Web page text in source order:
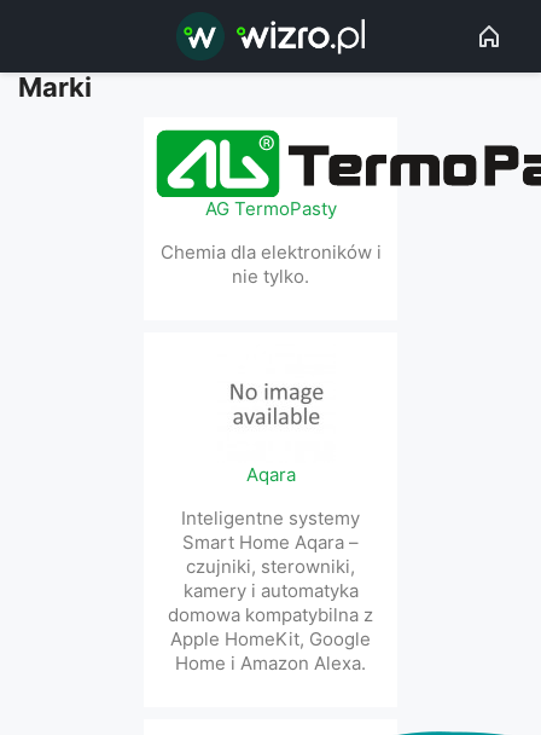
Marki
AG TermoPasty
Chemia dla elektroników i
nie tylko.
Aqara
Inteligentne systemy
Smart Home Aqara –
czujniki, sterowniki,
kamery i automatyka
domowa kompatybilna z
Apple HomeKit, Google
Home i Amazon Alexa.